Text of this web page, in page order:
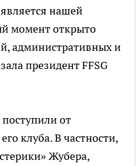
нашей
момент открыто
административных и
президент FFSG
от
клуба. В частности,
Жубера,